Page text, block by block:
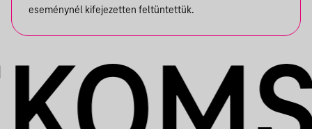
eseménynél kifejezetten feltüntettük.